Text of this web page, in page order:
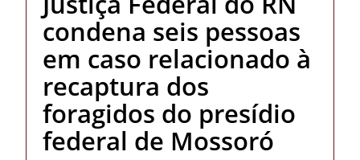
condena seis pessoas
em caso relacionado à
recaptura dos
foragidos do presídio
federal de Mossoró